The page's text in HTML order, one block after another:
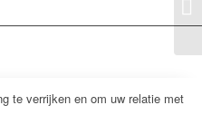
te verrijken en om uw relatie met